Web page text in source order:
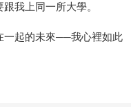
我上同一所大學。
一起的未來──我心裡如此